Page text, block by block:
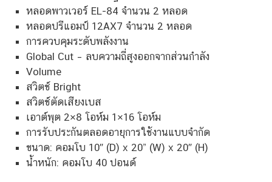
หลอดพาวเวอร์ EL-84 จำนวน 2 หลอด
หลอดปรีแอมป์ 12AX7 จำนวน 2 หลอด
การควบคุมระดับพลังงาน
Global Cut – ลบความถี่สูงออกจากส่วนกำลัง
Volume
สวิตช์ Bright
สวิตช์ตัดเสียงเบส
เอาต์พุต 2×8 โอห์ม 1×16 โอห์ม
การรับประกันตลอดอายุการใช้งานแบบจำกัด
ขนาด: คอมโบ 10″ (D) x 20” (W) x 20″ (H)
น้ำหนัก: คอมโบ 40 ปอนด์